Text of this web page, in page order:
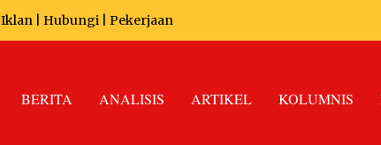
Iklan Hubungi Pekerjaan
BERITA ANALISIS ARTIKEL KOLUMNIS